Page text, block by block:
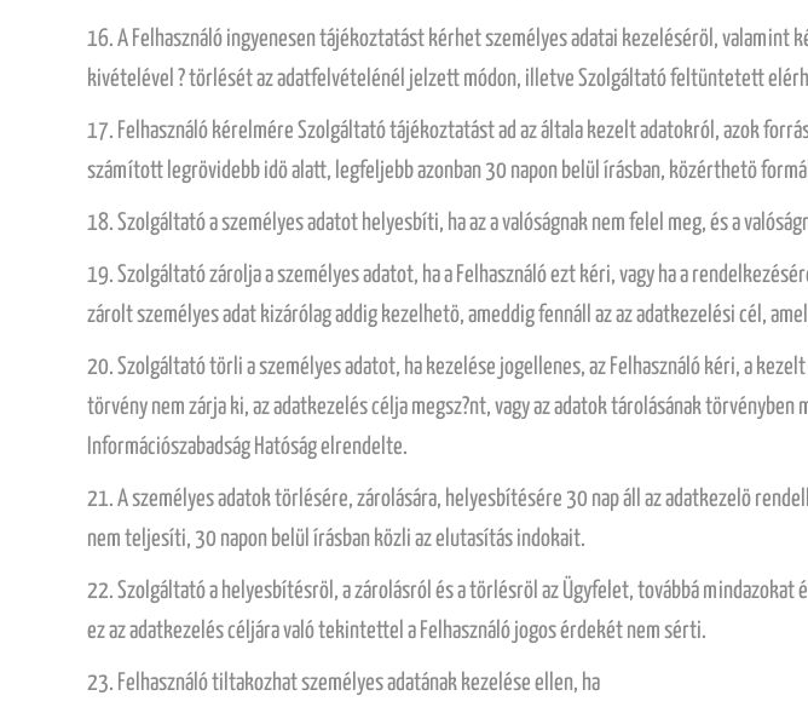
16. A Felhasználó ingyenesen tájékoztatást kérhet személyes adatai kezeléséröl,
kivételével ? törlését az adatfelvételénél jelzett módon, illetve Szolgáltató feltüntetett
17. Felhasználó kérelmére Szolgáltató tájékoztatást ad az általa kezelt adatokról, azok
számított legrövidebb idö alatt, legfeljebb azonban 30 napon belül írásban, közérthetö
18. Szolgáltató a személyes adatot helyesbíti, ha az a valóságnak nem felel meg, és a
19. Szolgáltató zárolja a személyes adatot, ha a Felhasználó ezt kéri, vagy ha a
zárolt személyes adat kizárólag addig kezelhetö, ameddig fennáll az az adatkezelési cél,
20. Szolgáltató törli a személyes adatot, ha kezelése jogellenes, az Felhasználó kéri, a
törvény nem zárja ki, az adatkezelés célja megsz?nt, vagy az adatok tárolásának
Információszabadság Hatóság elrendelte.
21. A személyes adatok törlésére, zárolására, helyesbítésére 30 nap áll az adatkezelö
nem teljesíti, 30 napon belül írásban közli az elutasítás indokait.
22. Szolgáltató a helyesbítésröl, a zárolásról és a törlésröl az Ügyfelet, továbbá
ez az adatkezelés céljára való tekintettel a Felhasználó jogos érdekét nem sérti.
23. Felhasználó tiltakozhat személyes adatának kezelése ellen, ha